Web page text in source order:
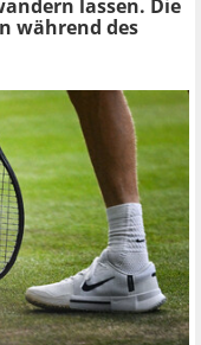
lassen. Die
während des